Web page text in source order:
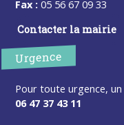
Fax : 05 56 67 09 33
Contacter la mairie
Urgence
Pour toute urgence,
06 47 37 43 11